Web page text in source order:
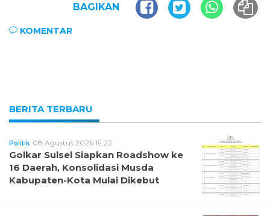
BAGIKAN
KOMENTAR
BERITA TERBARU
Politik 08 Agustus 2026 19:22
Golkar Sulsel Siapkan Roadshow ke
16 Daerah, Konsolidasi Musda
Kabupaten-Kota Mulai Dikebut